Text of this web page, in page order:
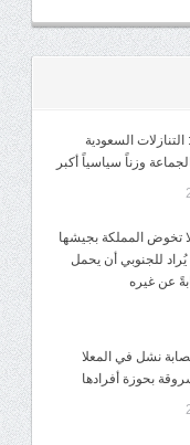
السعودية
وزناً سياسياً أكبر
تخوض المملكة بجيشها
يُراد للجنوبي أن يحمل
عن غيره
نشل في المعلا
بحوزة أفرادها